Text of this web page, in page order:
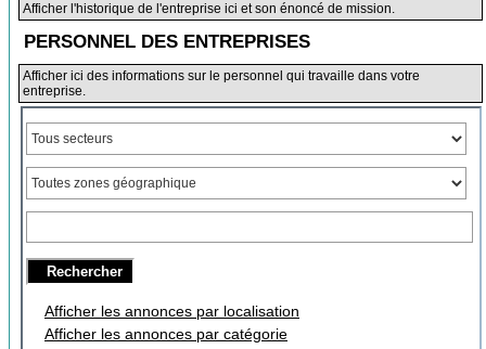
Afficher l'historique de l'entreprise ici et son énoncé de mission.
PERSONNEL DES ENTREPRISES
Afficher ici des informations sur le personnel qui travaille dans votre
entreprise.
Afficher les annonces par localisation
Afficher les annonces par catégorie